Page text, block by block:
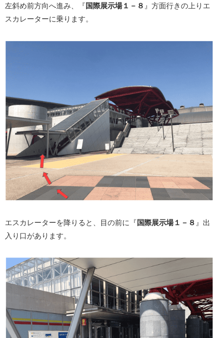
左斜め前方向へ進み、『国際展示場１－８ 』方面行きの上りエ
スカレーターに乗ります。
エスカレーターを降りると、目の前に『国際展示場１－８ 』出
入り口があります。